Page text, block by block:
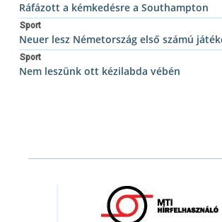
Ráfázott a kémkedésre a Southampton
Sport
Neuer lesz Németország első számú
Sport
Nem leszünk ott kézilabda vébén